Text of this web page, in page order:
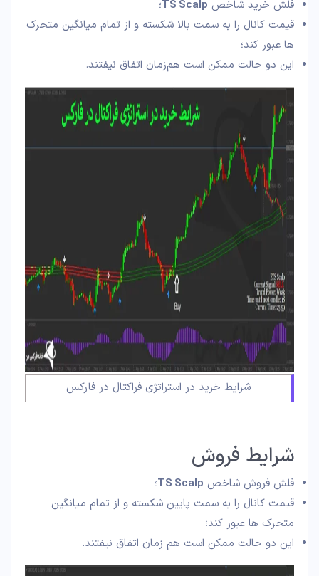
فلش خرید شاخص TS Scalp؛
قیمت کانال را به سمت بالا شکسته و از تمام میانگین متحرک‌
ها عبور کند؛
این دو حالت ممکن است هم‌زمان اتفاق نیفتند.
شرایط خرید در استراتژی فراکتال در فارکس
شرایط فروش
فلش فروش شاخص TS Scalp؛
قیمت کانال را به سمت پایین شکسته و از تمام میانگین
متحرک‌ ها عبور کند؛
این دو حالت ممکن است هم‌ زمان اتفاق نیفتند.